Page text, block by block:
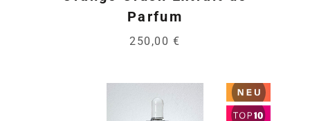
Parfum
250,00 €